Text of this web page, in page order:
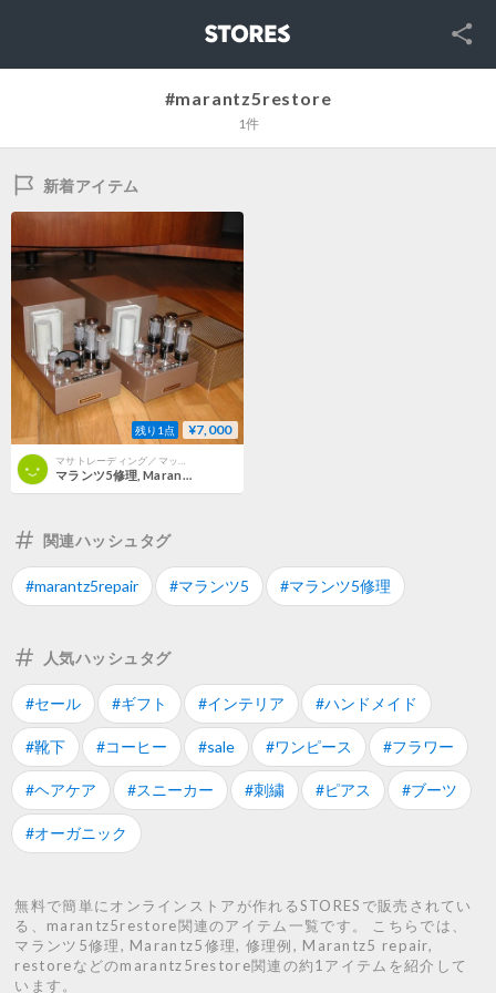
SNS
#marantz5restore
1件
新着アイテム
残り1点 ¥7,000
マランツ5修理, Marantz5修理, 修理例, Marantz5 repair, restore
関連ハッシュタグ
#marantz5repair #マランツ5 #マランツ5修理
人気ハッシュタグ
#セール #ギフト #インテリア #ハンドメイド
#靴下 #コーヒー #sale #ワンピース #フラワー
#ヘアケア #スニーカー #刺繍 #ピアス #ブーツ
#オーガニック
無料で簡単にオンラインストアが作れるSTORESで販売されてい
る、marantz5restore関連のアイテム一覧です。 こちらでは、
マランツ5修理, Marantz5修理, 修理例, Marantz5 repair,
restoreなどのmarantz5restore関連の約1アイテムを紹介して
います。